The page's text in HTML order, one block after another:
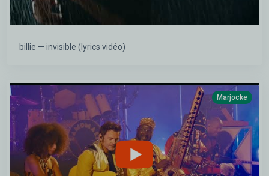
billie — invisible (lyrics vidéo)
Marjocke